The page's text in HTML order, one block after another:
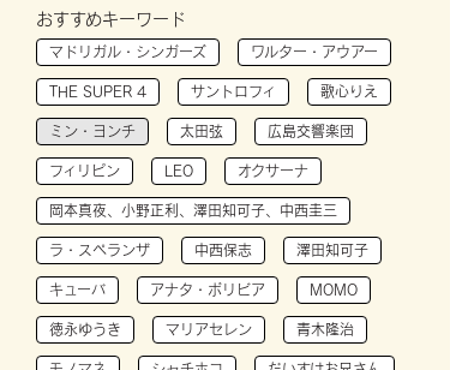
おすすめキーワード
マドリガル・シンガーズ ワルター・アウアー
THE SUPER 4 サントロフィ 歌心りえ
ミン・ヨンチ 太田弦 広島交響楽団
フィリピン LEO オクサーナ
岡本真夜、小野正利、澤田知可子、中西圭三
ラ・スペランザ 中西保志 澤田知可子
キューバ アナタ・ボリビア MOMO
徳永ゆうき マリアセレン 青木隆治